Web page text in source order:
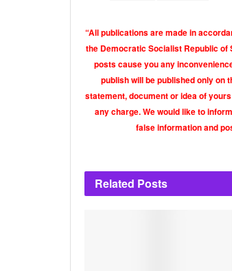
“All publications are made in
the Democratic Socialist Republic of
posts cause you any
publish will be published only on
statement, document or idea of
any charge. We would like to
false information and
Related Posts